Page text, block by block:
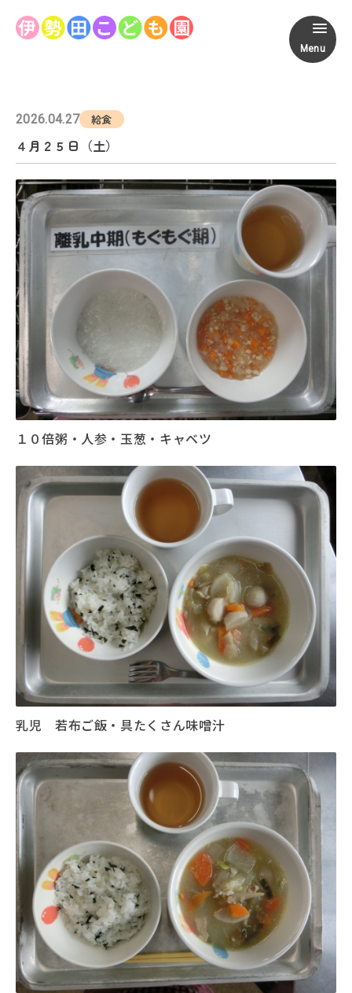
Menu
2026.04.27 給食
４月２５日（土）
１０倍粥・人参・玉葱・キャベツ
乳児 若布ご飯・具たくさん味噌汁